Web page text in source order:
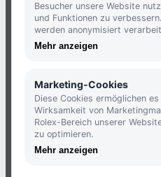
JETZT ANMELDEN
NEUIGKEITEN MEHR
Besucher unsere Website
und Funktionen zu
werden anonymisiert
Mehr anzeigen
Marketing-Cookies
Diese Cookies ermöglichen
Wirksamkeit von
Rolex-Bereich unserer
zu optimieren.
Mehr anzeigen